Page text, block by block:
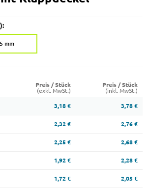
mm
Preis / Stück
(exkl. MwSt.)
Preis / Stück
(inkl. MwSt.)
3,18 € 3,78 €
2,32 € 2,76 €
2,25 € 2,68 €
1,92 € 2,28 €
1,72 € 2,05 €